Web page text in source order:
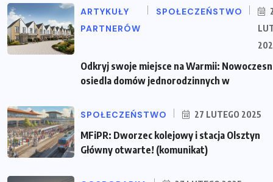
ARTYKUŁY
PARTNERÓW
SPOŁECZEŃSTWO
Odkryj swoje miejsce na Warmii:
osiedla domów jednorodzinnych w
SPOŁECZEŃSTWO 27 LUTEGO 2025
MFiPR: Dworzec kolejowy i stacja Olsztyn
Główny otwarte! (komunikat)